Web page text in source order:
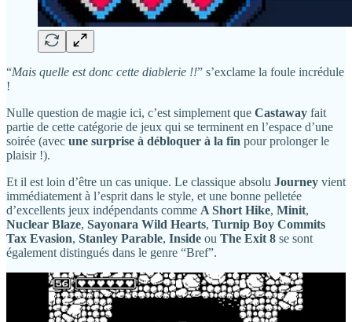
“Mais quelle est donc cette diablerie !!” s’exclame la foule incrédule
!
Nulle question de magie ici, c’est simplement que Castaway fait
partie de cette catégorie de jeux qui se terminent en l’espace d’une
soirée (avec une surprise à débloquer à la fin pour prolonger le
plaisir !).
Et il est loin d’être un cas unique. Le classique absolu Journey vient
immédiatement à l’esprit dans le style, et une bonne pelletée
d’excellents jeux indépendants comme A Short Hike, Minit,
Nuclear Blaze, Sayonara Wild Hearts, Turnip Boy Commits
Tax Evasion, Stanley Parable, Inside ou The Exit 8 se sont
également distingués dans le genre “Bref”.